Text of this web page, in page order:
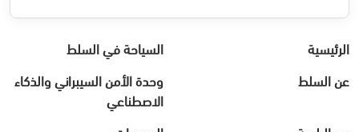
الرئيسية
السياحة في السلط
عن السلط
وحدة الأمن السيبراني والذكاء
الاصطناعي